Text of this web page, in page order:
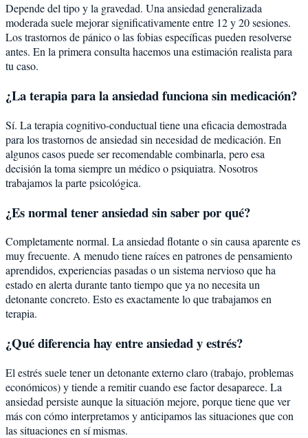
Depende del tipo y la gravedad. Una ansiedad generalizada
moderada suele mejorar significativamente entre 12 y 20 sesiones.
Los trastornos de pánico o las fobias específicas pueden resolverse
antes. En la primera consulta hacemos una estimación realista para
tu caso.
¿La terapia para la ansiedad funciona sin medicación?
Sí. La terapia cognitivo-conductual tiene una eficacia demostrada
para los trastornos de ansiedad sin necesidad de medicación. En
algunos casos puede ser recomendable combinarla, pero esa
decisión la toma siempre un médico o psiquiatra. Nosotros
trabajamos la parte psicológica.
¿Es normal tener ansiedad sin saber por qué?
Completamente normal. La ansiedad flotante o sin causa aparente es
muy frecuente. A menudo tiene raíces en patrones de pensamiento
aprendidos, experiencias pasadas o un sistema nervioso que ha
estado en alerta durante tanto tiempo que ya no necesita un
detonante concreto. Esto es exactamente lo que trabajamos en
terapia.
¿Qué diferencia hay entre ansiedad y estrés?
El estrés suele tener un detonante externo claro (trabajo, problemas
económicos) y tiende a remitir cuando ese factor desaparece. La
ansiedad persiste aunque la situación mejore, porque tiene que ver
más con cómo interpretamos y anticipamos las situaciones que con
las situaciones en sí mismas.